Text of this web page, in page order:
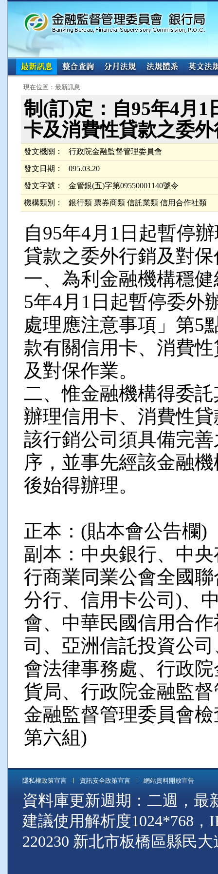
:::
現在位置：最新訊息
制(訂)定：自95年4月
卡及消費性貸款之委
發文機關： 行政院金融監督管理委員會
發文日期： 095.03.20
發文字號： 金管銀(五)字第09550001140號令
機構類別： 銀行類 票券商類 信託業類 信用合作社類
自95年4月1日起暫停
貸款之委外行銷及對
一、為利金融機構穩
5年4月1日起暫停委外
處理應注意事項」第5
款有關信用卡、消費
及對保作業。
二、惟金融機構得委
辦理信用卡、消費性
該行銷公司須具備完
序，並事先經該金融
後始得辦理。
正本：(貼本會公告欄)
副本：中央銀行、中
行商業同業公會全國
分行、信用卡公司)、
會、中華民國信用合
司、亞洲信託投資公
會法律事務處、行政
貨局、行政院金融監
金融監督管理委員會
第六組)
隱私權政策宣言 資訊安全政策宣言 網站資料開放宣告
資料庫更新週期：二週，最
建議使用解析度1024*768
220230 新北市板橋區縣民